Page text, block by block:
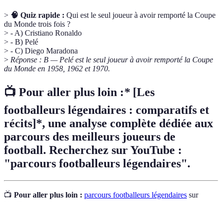
> 🧠 Quiz rapide : Qui est le seul joueur à avoir remporté la Coupe
du Monde trois fois ?
> - A) Cristiano Ronaldo
> - B) Pelé
> - C) Diego Maradona
> Réponse : B — Pelé est le seul joueur à avoir remporté la Coupe
du Monde en 1958, 1962 et 1970.
📺 Pour aller plus loin :* [Les
footballeurs légendaires : comparatifs et
récits]*, une analyse complète dédiée aux
parcours des meilleurs joueurs de
football. Recherchez sur YouTube :
"parcours footballeurs légendaires".
📺 Pour aller plus loin : parcours footballeurs légendaires sur